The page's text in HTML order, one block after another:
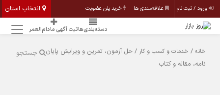
انتخاب استان ورود / ثبت نام علاقه‌مندی ها خرید پلن عضویت
دسته‌بندی‌هاثبت آگهی مادام‌العمر
جستجو خانه / خدمات و کسب و کار / حل آزمون، تمرین و ویرایش پایان
نامه، مقاله و کتاب